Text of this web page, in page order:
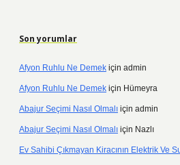
Son yorumlar
Afyon Ruhlu Ne Demek için admin
Afyon Ruhlu Ne Demek için Hümeyra
Abajur Seçimi Nasıl Olmalı için admin
Abajur Seçimi Nasıl Olmalı için Nazlı
Ev Sahibi Çıkmayan Kiracının Elektrik Ve